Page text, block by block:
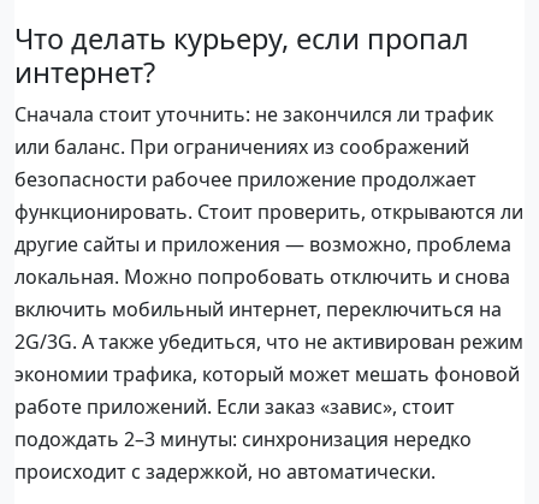
Что делать курьеру, если пропал
интернет?
Сначала стоит уточнить: не закончился ли трафик
или баланс. При ограничениях из соображений
безопасности рабочее приложение продолжает
функционировать. Стоит проверить, открываются ли
другие сайты и приложения — возможно, проблема
локальная. Можно попробовать отключить и снова
включить мобильный интернет, переключиться на
2G/3G. А также убедиться, что не активирован режим
экономии трафика, который может мешать фоновой
работе приложений. Если заказ «завис», стоит
подождать 2–3 минуты: синхронизация нередко
происходит с задержкой, но автоматически.